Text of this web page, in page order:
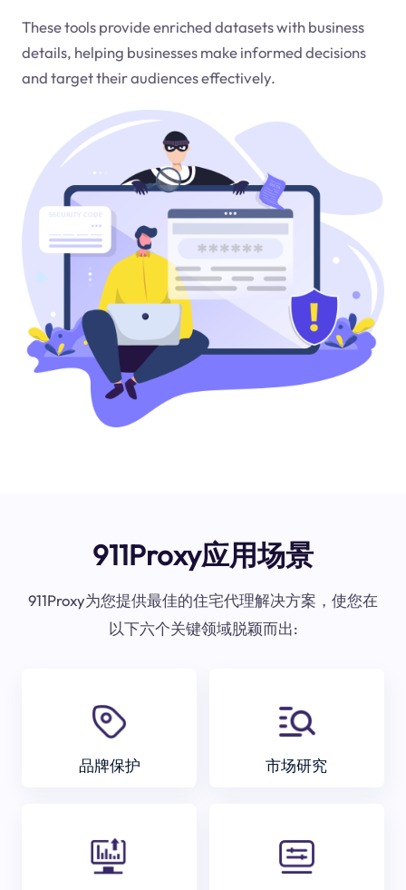
These tools provide enriched datasets with business
details, helping businesses make informed decisions
and target their audiences effectively.
911Proxy应用场景
911Proxy为您提供最佳的住宅代理解决方案，使您在
以下六个关键领域脱颖而出:
品牌保护 市场研究